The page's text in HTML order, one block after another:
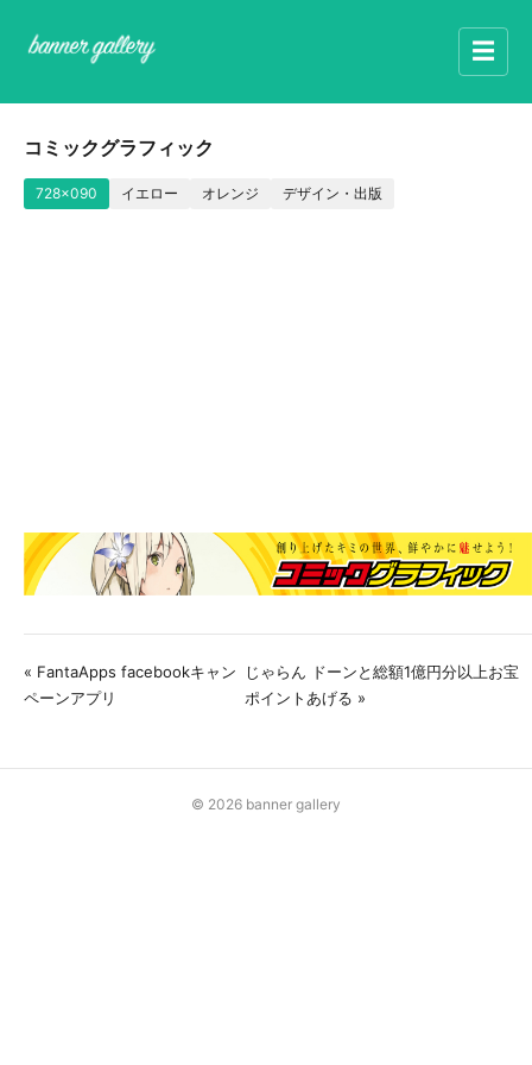
☰
コミックグラフィック
728x090 イエロー オレンジ デザイン・出版
« FantaApps facebookキャン
ペーンアプリ
じゃらん ドーンと総額1億円分以上お宝
ポイントあげる »
© 2026 banner gallery